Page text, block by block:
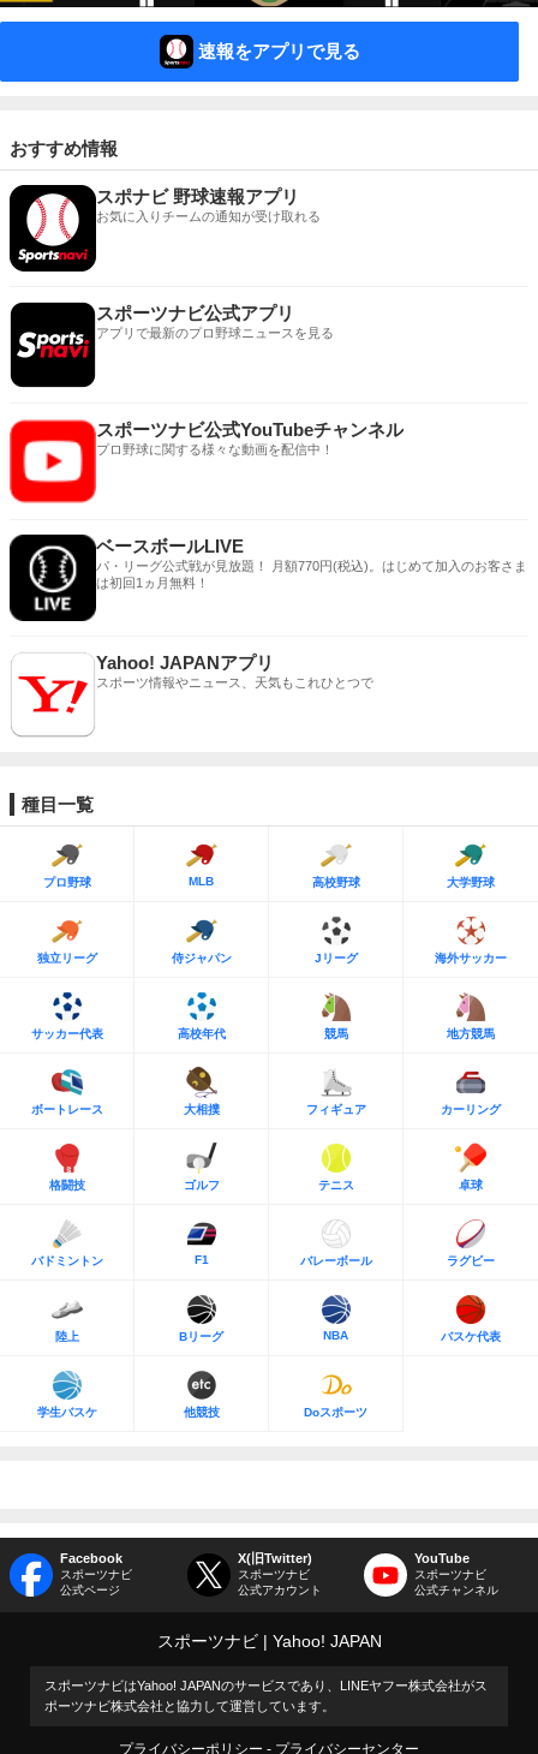
速報をアプリで見る
おすすめ情報
スポナビ 野球速報アプリ
お気に入りチームの通知が受け取れる
スポーツナビ公式アプリ
アプリで最新のプロ野球ニュースを見る
スポーツナビ公式YouTubeチャンネル
プロ野球に関する様々な動画を配信中！
ベースボールLIVE
パ・リーグ公式戦が見放題！ 月額770円(税込)。はじめて加入のお客さま
は初回1ヵ月無料！
Yahoo! JAPANアプリ
スポーツ情報やニュース、天気もこれひとつで
種目一覧
プロ野球 MLB 高校野球 大学野球
独立リーグ 侍ジャパン Jリーグ 海外サッカー
サッカー代表 高校年代 競馬 地方競馬
ボートレース 大相撲 フィギュア カーリング
格闘技 ゴルフ テニス 卓球
バドミントン F1 バレーボール ラグビー
陸上 Bリーグ NBA バスケ代表
学生バスケ 他競技 Doスポーツ
Facebook
スポーツナビ
公式ページ
X(旧Twitter)
スポーツナビ
公式アカウント
YouTube
スポーツナビ
公式チャンネル
スポーツナビ Yahoo! JAPAN
スポーツナビはYahoo! JAPANのサービスであり、LINEヤフー株式会社がス
ポーツナビ株式会社と協力して運営しています。
プライバシーポリシー プライバシーセンター